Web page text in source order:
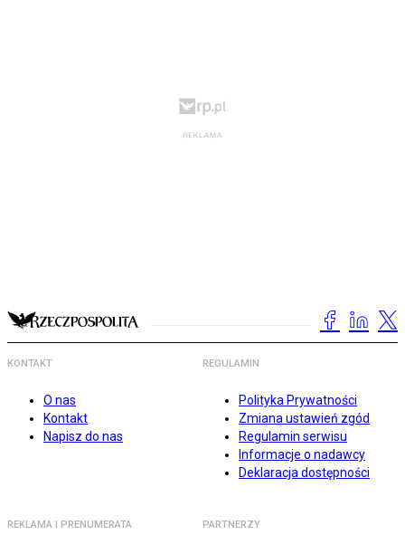
KONTAKT
O nas
Kontakt
Napisz do nas
REGULAMIN
Polityka Prywatności
Zmiana ustawień zgód
Regulamin serwisu
Informacje o nadawcy
Deklaracja dostępności
REKLAMA I PRENUMERATA PARTNERZY